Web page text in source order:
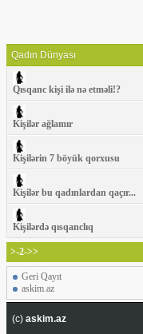
Qadın Dünyası
Qısqanc kişi ilə nə etməli!?
Kişilər ağlamır
Kişilərin 7 böyük qorxusu
Kişilər bu qadınlardan qaçır...
Kişilərdə qısqanclıq
>-2->>
Geri Qayıt
askim.az
(c) askim.az